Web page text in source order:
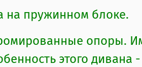
на пружинном блоке.
опоры.
этого дивана